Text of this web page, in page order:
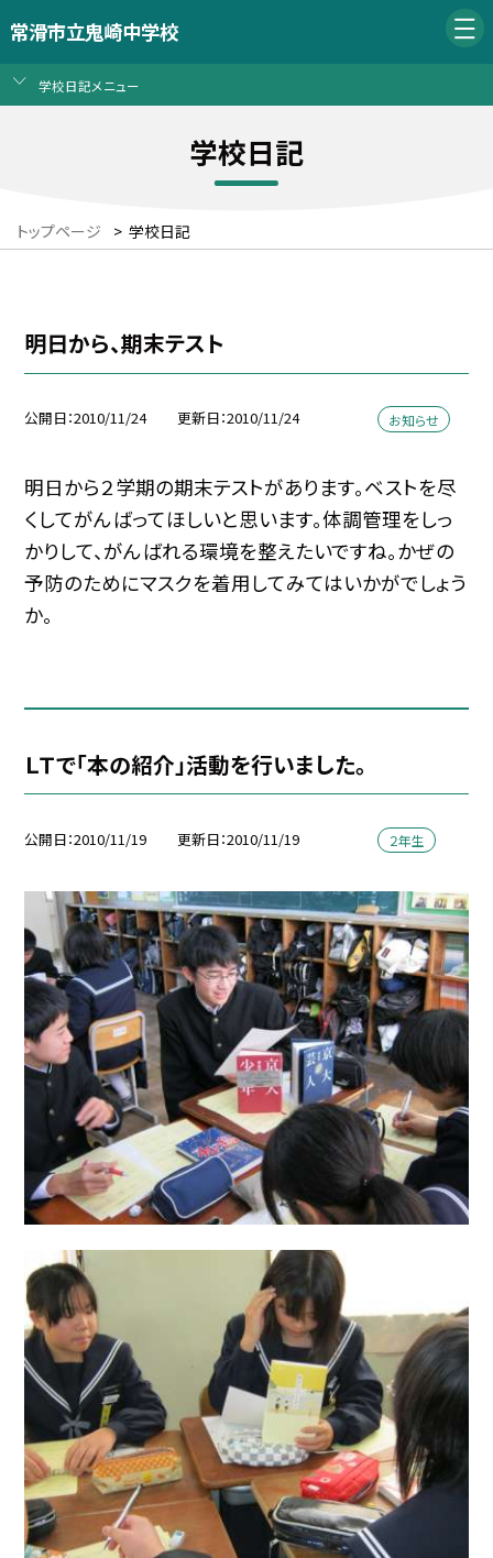
常滑市立鬼崎中学校
学校日記メニュー
学校日記
トップページ > 学校日記
明日から、期末テスト
公開日 2010/11/24 更新日 2010/11/24 お知らせ
明日から２学期の期末テストがあります。ベストを尽
くしてがんばってほしいと思います。体調管理をしっ
かりして、がんばれる環境を整えたいですね。かぜの
予防のためにマスクを着用してみてはいかがでしょう
か。
ＬＴで「本の紹介」活動を行いました。
公開日 2010/11/19 更新日 2010/11/19 ２年生